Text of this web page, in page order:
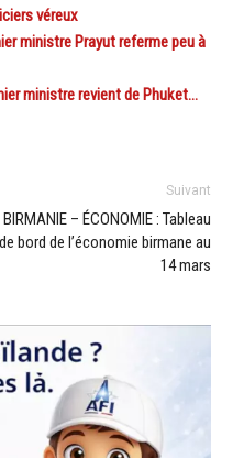
véreux
ministre Prayut referme peu à
ministre revient de Phuket…
Suivant
BIRMANIE – ÉCONOMIE : Tableau
de bord de l’économie birmane au
14 mars